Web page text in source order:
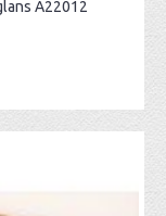
A22012